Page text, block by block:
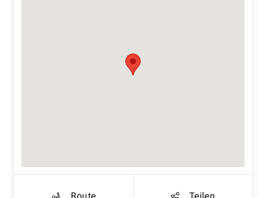
Route Teilen